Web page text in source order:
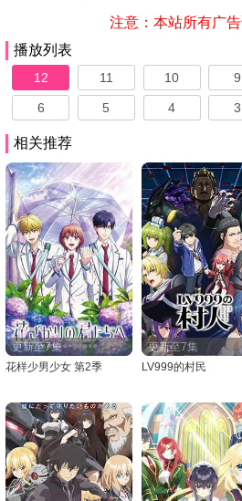
注意：本站所有广
播放列表
12 11 10 9
6 5 4 3
相关推荐
更新至7集
花样少男少女 第2季
更新至7集
LV999的村民